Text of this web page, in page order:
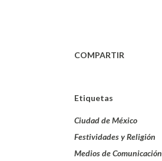
COMPARTIR
Etiquetas
Ciudad de México
Festividades y Religión
Medios de Comunicación